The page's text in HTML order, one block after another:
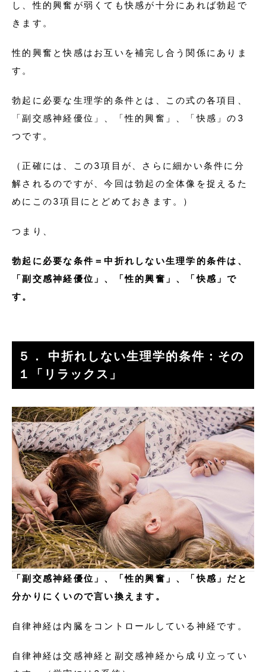
し、性的興奮が弱くても快感が十分にあれば勃起で
きます。
性的興奮と快感はお互いを補完し合う関係にありま
す。
勃起に必要な生理学的条件とは、この式の各項目、
「副交感神経優位」、「性的興奮」、「快感」の3
つです。
（正確には、この3項目が、さらに細かい条件に分
解されるのですが、今回は勃起の全体像を捉えるた
めにこの3項目にとどめておきます。）
つまり、
勃起に必要な条件＝中折れしない生理学的条件は、
「副交感神経優位」、「性的興奮」、「快感」で
す。
５． 中折れしない生理学的条件：その
１「リラックス」
「副交感神経優位」、「性的興奮」、「快感」だと
分かりにくいので言い換えます。
自律神経は内臓をコントロールしている神経です。
自律神経は交感神経と副交感神経から成り立ってい